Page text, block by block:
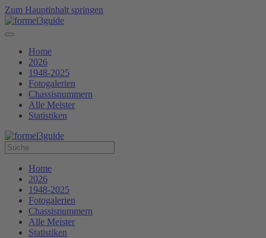
Zum Hauptinhalt springen
Home
2026
1948-2025
Fotogalerien
Chassisnummern
Alle Meister
Statistiken
Home
2026
1948-2025
Fotogalerien
Chassisnummern
Alle Meister
Statistiken